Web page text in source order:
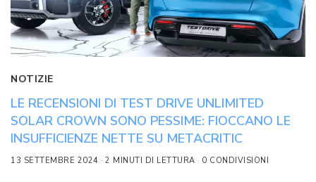
NOTIZIE
LE RECENSIONI DI TEST DRIVE UNLIMITED
SOLAR CROWN SONO PESSIME: FIOCCANO LE
INSUFFICIENZE NETTE SU METACRITIC
13 SETTEMBRE 2024 2 MINUTI DI LETTURA 0 CONDIVISIONI